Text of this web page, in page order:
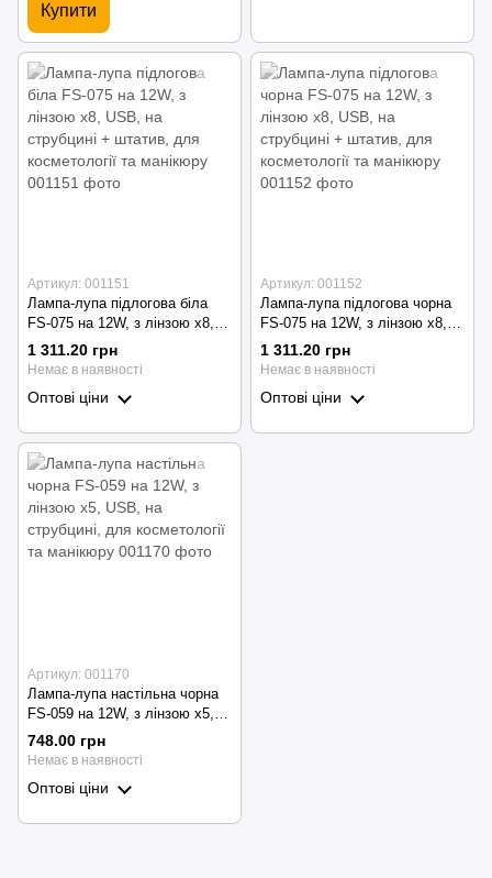
Купити
Артикул: 001151
Лампа-лупа підлогова біла
FS-075 на 12W, з лінзою х8,
USB, на струбцині + штатив,
для косметології та манікюру
1 311.20 грн
Немає в наявності
Оптові ціни
Артикул: 001152
Лампа-лупа підлогова чорна
FS-075 на 12W, з лінзою х8,
USB, на струбцині + штатив,
для косметології та манікюру
1 311.20 грн
Немає в наявності
Оптові ціни
Артикул: 001170
Лампа-лупа настільна чорна
FS-059 на 12W, з лінзою х5,
USB, на струбцині, для
косметології та манікюру
748.00 грн
Немає в наявності
Оптові ціни